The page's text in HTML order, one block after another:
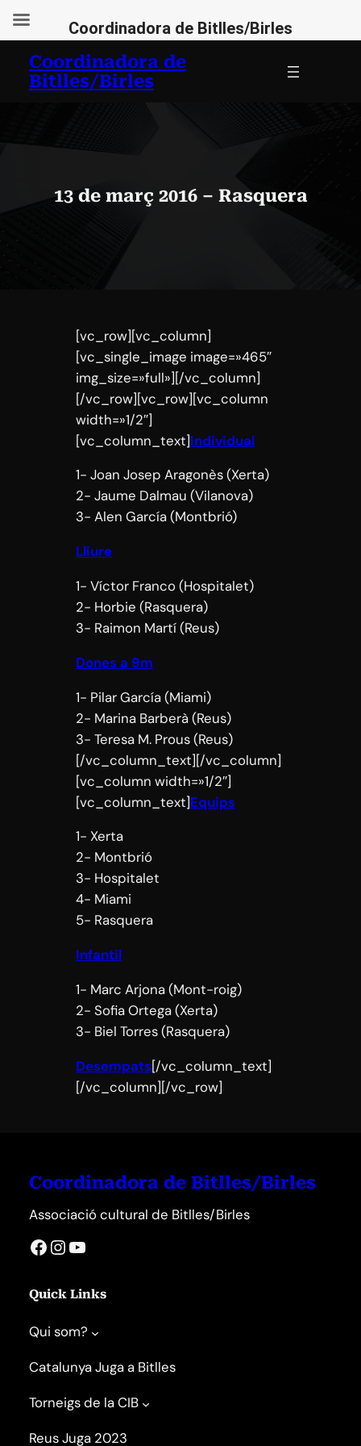
contingut
Coordinadora de
Bitlles/Birles
13 de març 2016 – Rasquera
[vc_row][vc_column]
[vc_single_image image=»465″
img_size=»full»][/vc_column]
[/vc_row][vc_row][vc_column
width=»1/2″]
[vc_column_text]Individual
1- Joan Josep Aragonès (Xerta)
2- Jaume Dalmau (Vilanova)
3- Alen García (Montbrió)
Lliure
1- Víctor Franco (Hospitalet)
2- Horbie (Rasquera)
3- Raimon Martí (Reus)
Dones a 9m
1- Pilar García (Miami)
2- Marina Barberà (Reus)
3- Teresa M. Prous (Reus)
[/vc_column_text][/vc_column]
[vc_column width=»1/2″]
[vc_column_text]Equips
1- Xerta
2- Montbrió
3- Hospitalet
4- Miami
5- Rasquera
Infantil
1- Marc Arjona (Mont-roig)
2- Sofia Ortega (Xerta)
3- Biel Torres (Rasquera)
Desempats[/vc_column_text]
[/vc_column][/vc_row]
Coordinadora de Bitlles/Birles
Associació cultural de Bitlles/Birles
Facebook InstagramYouTube
Quick Links
Qui som?
Catalunya Juga a Bitlles
Torneigs de la CIB
Reus Juga 2023
Coordinadora de Bitlles/Birles